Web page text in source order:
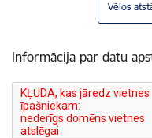
Vēlos
Informācija par datu